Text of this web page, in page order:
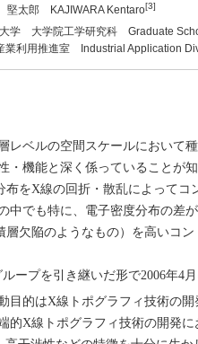
堅太郎 KAJIWARA Kentaro[3]
学 大学院工学研究科 Graduate
業利用推進室 Industrial Application
ベルの空間スケールにおいて
・機能と深く係っていることが
をX線の回折・散乱によってコ
でも特に、電子密度分布の差が
欠陥のようなもの）を高いコン
ープを引き継いだ形で2006年4月
目的はX線トポグラフィ技術の開
的X線トポグラフィ技術の開発に